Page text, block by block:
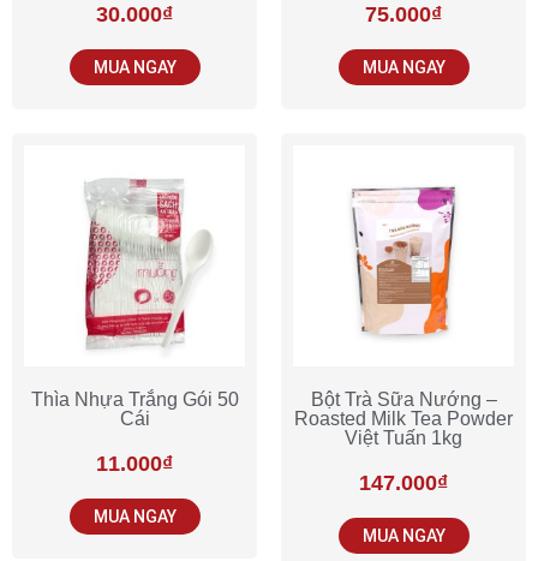
30.000₫
MUA NGAY
75.000₫
MUA NGAY
Thìa Nhựa Trắng Gói 50
Cái
11.000₫
MUA NGAY
Bột Trà Sữa Nướng –
Roasted Milk Tea Powder
Việt Tuấn 1kg
147.000₫
MUA NGAY